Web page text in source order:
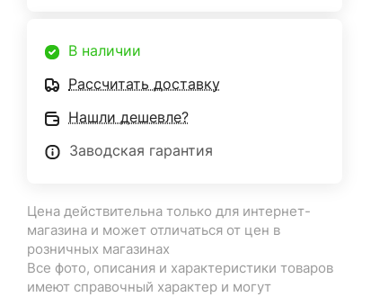
В наличии
Рассчитать доставку
Нашли дешевле?
Заводская гарантия
Цена действительна только для интернет-
магазина и может отличаться от цен в
розничных магазинах
Все фото, описания и характеристики товаров
имеют справочный характер и могут